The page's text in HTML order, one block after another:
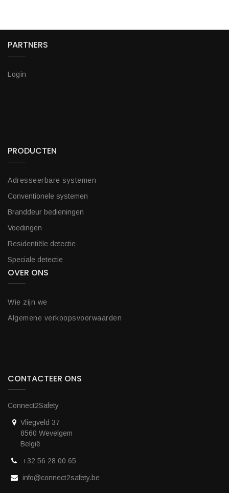
PARTNERS
Login
PRODUCTEN
Adresseerbare systemen
Conventionele systemen
Branddeur bedieningen
Voedingen
Residentiële detectie
Speciale detectie
OVER ONS
Wie zijn we
Algemene verkoopsvoorwaarden
CONTACTEER ONS
Connect2Safety
Vliegveld 37
8560 Wevelgem
België
+32 56 28 00 65
info@connect2safety.be